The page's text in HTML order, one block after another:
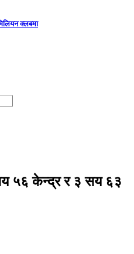
क्लबमा
५६ केन्द्र र ३ सय ६३